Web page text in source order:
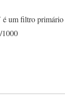
é um filtro